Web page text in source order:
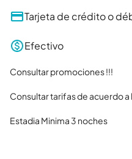
Tarjeta de crédito o
Efectivo
Consultar promociones !!!
Consultar tarifas de acuerdo a
Estadia Minima 3 noches